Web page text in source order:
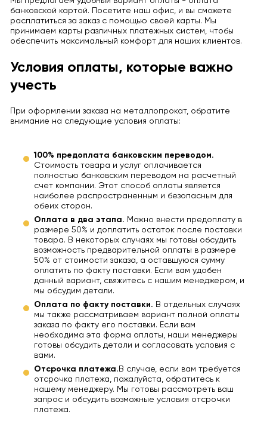
банковской картой. Посетите наш офис, и вы сможете
расплатиться за заказ с помощью своей карты. Мы
принимаем карты различных платежных систем, чтобы
обеспечить максимальный комфорт для наших клиентов.
Условия оплаты, которые важно
учесть
При оформлении заказа на металлопрокат, обратите
внимание на следующие условия оплаты:
100% предоплата банковским переводом.
Стоимость товара и услуг оплачивается
полностью банковским переводом на расчетный
счет компании. Этот способ оплаты является
наиболее распространенным и безопасным для
обеих сторон.
Оплата в два этапа. Можно внести предоплату в
размере 50% и доплатить остаток после поставки
товара. В некоторых случаях мы готовы обсудить
возможность предварительной оплаты в размере
50% от стоимости заказа, а оставшуюся сумму
оплатить по факту поставки. Если вам удобен
данный вариант, свяжитесь с нашим менеджером, и
мы обсудим детали.
Оплата по факту поставки. В отдельных случаях
мы также рассматриваем вариант полной оплаты
заказа по факту его поставки. Если вам
необходима эта форма оплаты, наши менеджеры
готовы обсудить детали и согласовать условия с
вами.
Отсрочка платежа. В случае, если вам требуется
отсрочка платежа, пожалуйста, обратитесь к
нашему менеджеру. Мы готовы рассмотреть ваш
запрос и обсудить возможные условия отсрочки
платежа.